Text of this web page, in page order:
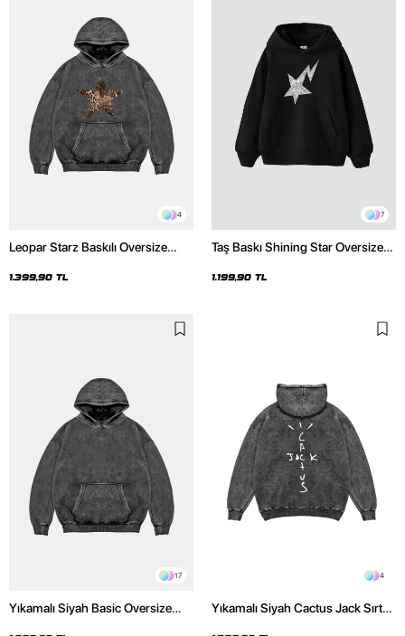
4
Leopar Starz Baskılı Oversize
Hoodie
1.399,90 TL
7
Taş Baskı Shining Star Oversize
1.199,90 TL
17
Yıkamalı Siyah Basic Oversize
4
Yıkamalı Siyah Cactus Jack Sırt